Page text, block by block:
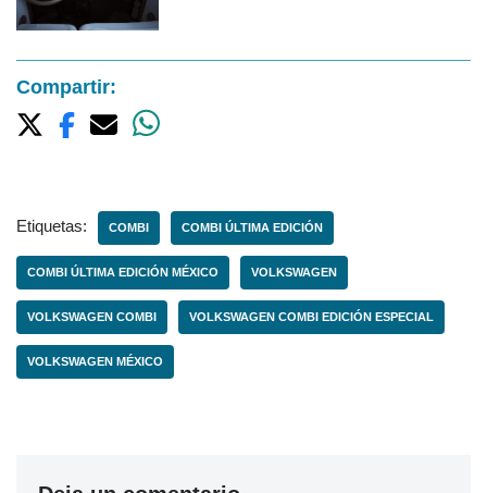
Compartir:
Etiquetas: COMBI COMBI ÚLTIMA EDICIÓN
COMBI ÚLTIMA EDICIÓN MÉXICO VOLKSWAGEN
VOLKSWAGEN COMBI VOLKSWAGEN COMBI EDICIÓN ESPECIAL
VOLKSWAGEN MÉXICO